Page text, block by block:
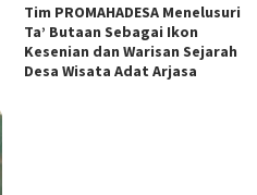
Tim PROMAHADESA Menelusuri
Ta’ Butaan Sebagai Ikon
Kesenian dan Warisan Sejarah
Desa Wisata Adat Arjasa